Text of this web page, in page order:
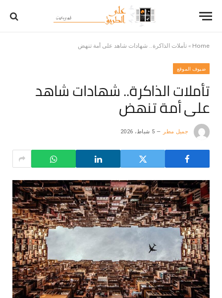
Home
» تأملات الذاكرة.. شهادات شاهد على أمة تنهض
ضيوف الموقع
تأملات الذاكرة.. شهادات شاهد
على أمة تنهض
جميل مطر 5 شباط، 2026